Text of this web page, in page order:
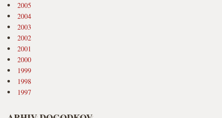
2005
2004
2003
2002
2001
2000
1999
1998
1997